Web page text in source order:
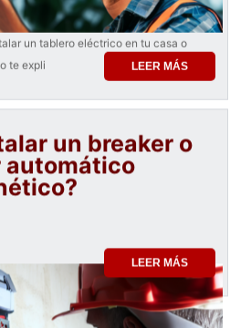
un tablero eléctrico en tu casa o
te expli
LEER MÁS
un breaker o
LEER MÁS